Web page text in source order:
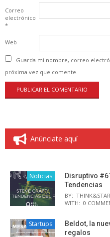
Correo
electrónico
*
Web
Guarda mi nombre, correo
próxima vez que comente.
Anúnciate aquí
Noticias
Disruptivo
Tendencias
BY:
WITH: 0
Startups
Beldot, la
regalos